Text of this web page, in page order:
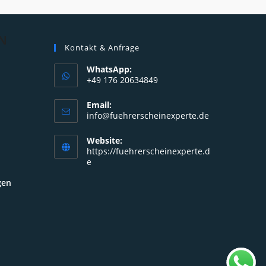
Kontakt & Anfrage
WhatsApp:
+49 176 20634849
in
your
application
Email:
info@fuehrerscheinexperte.deOpens
application
Website:
https://fuehrerscheinexperte.d
e